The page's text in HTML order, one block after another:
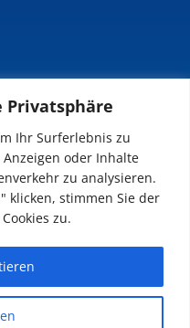
Privatsphäre
Ihr Surferlebnis zu
oder Inhalte
zu analysieren.
klicken, stimmen Sie der
zu.